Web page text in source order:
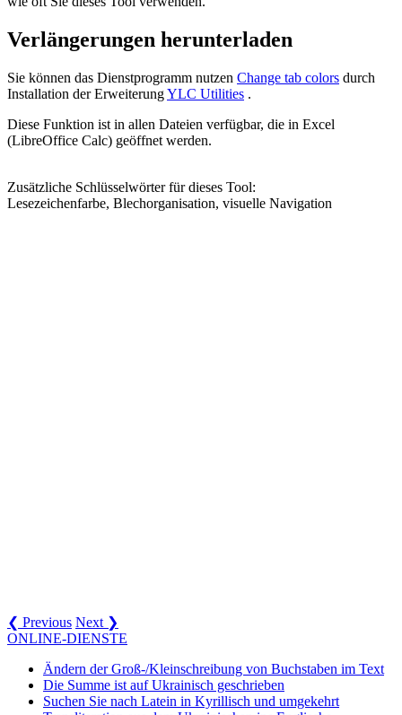
Verlängerungen herunterladen
Sie können das Dienstprogramm nutzen Change tab colors durch
Installation der ErweiterungYLC Utilities .
Diese Funktion ist in allen Dateien verfügbar, die in Excel
(LibreOffice Calc) geöffnet werden.
Zusätzliche Schlüsselwörter für dieses Tool:
Lesezeichenfarbe, Blechorganisation, visuelle Navigation
❮ Previous Next ❯
ONLINE-DIENSTE
Ändern der Groß-/Kleinschreibung von Buchstaben im Text
Die Summe ist auf Ukrainisch geschrieben
Suchen Sie nach Latein in Kyrillisch und umgekehrt